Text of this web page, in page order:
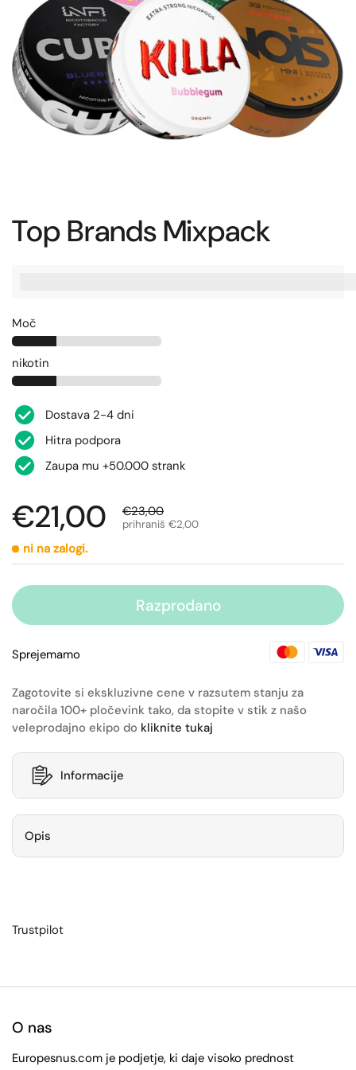
Top Brands Mixpack
Moč
nikotin
Dostava 2-4 dni
Hitra podpora
Zaupa mu +50.000 strank
€21,00 €23,00
prihraniš €2,00
ni na zalogi.
Razprodano
Sprejemamo
Zagotovite si ekskluzivne cene v razsutem stanju za
naročila 100+ pločevink tako, da stopite v stik z našo
veleprodajno ekipo do kliknite tukaj
Informacije
Opis
Trustpilot
O nas
Europesnus.com je podjetje, ki daje visoko prednost